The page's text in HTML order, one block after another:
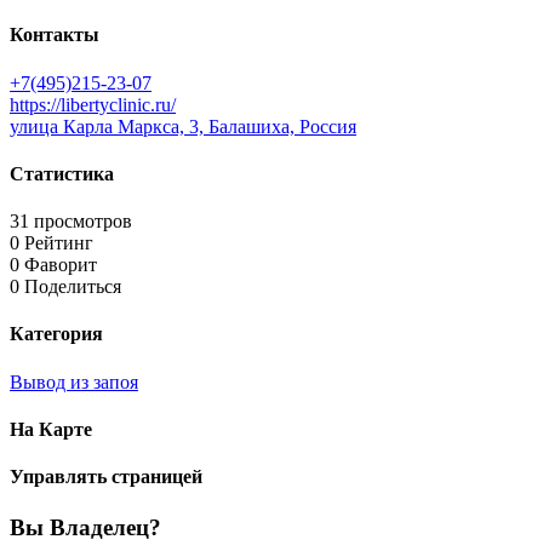
Контакты
+7(495)215-23-07
https://libertyclinic.ru/
улица Карла Маркса, 3, Балашиха, Россия
Статистика
31 просмотров
0 Рейтинг
0 Фаворит
0 Поделиться
Категория
Вывод из запоя
На Карте
Управлять страницей
Вы Владелец?